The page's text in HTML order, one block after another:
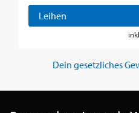
Leihen
Dein gesetzliches